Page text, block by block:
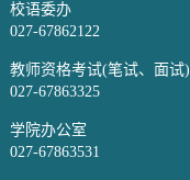
校语委办
027-67862122
教师资格考试(笔试、面试)
027-67863325
学院办公室
027-67863531